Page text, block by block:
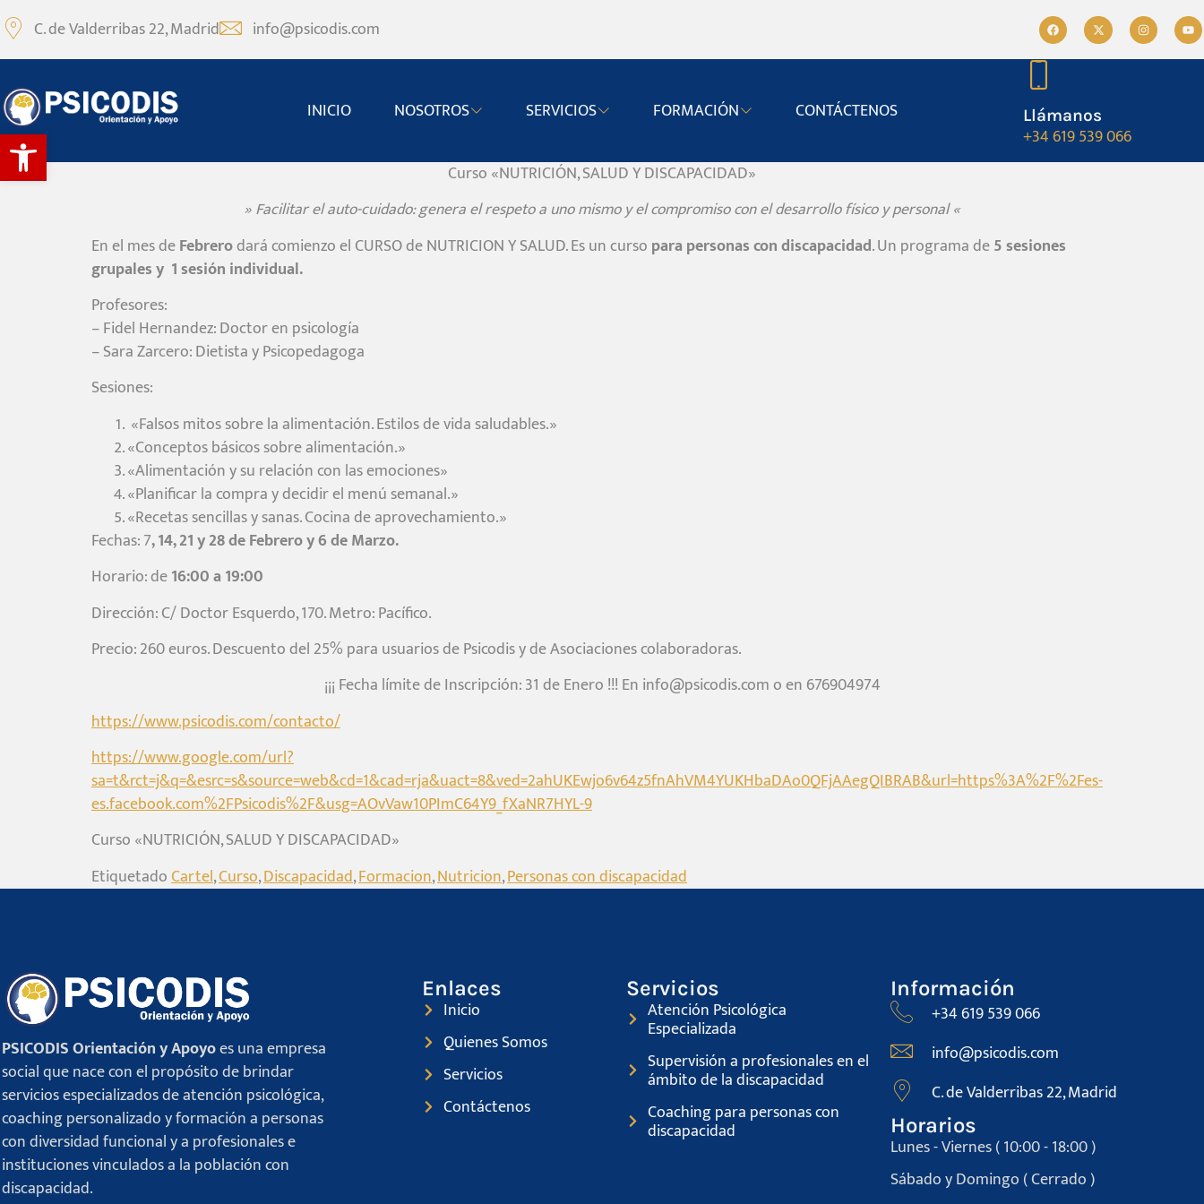
Abrir barra de herramientas
C. de Valderribas 22, Madrid info@psicodis.com
INICIO NOSOTROS SERVICIOS FORMACIÓN CONTÁCTENOS Llámanos
+34 619 539 066
Curso «NUTRICIÓN, SALUD Y DISCAPACIDAD»
» Facilitar el auto-cuidado: genera el respeto a uno mismo y el compromiso con el desarrollo físico y personal «
En el mes deFebrerodará comienzo el CURSO de NUTRICION Y SALUD. Es un curso para personas con discapacidad. Un programa de5 sesiones
grupales y 1 sesión individual.
Profesores:
– Fidel Hernandez: Doctor en psicología
– Sara Zarcero: Dietista y Psicopedagoga
Sesiones:
«Falsos mitos sobre la alimentación. Estilos de vida saludables.»
«Conceptos básicos sobre alimentación.»
«Alimentación y su relación con las emociones»
«Planificar la compra y decidir el menú semanal.»
«Recetas sencillas y sanas. Cocina de aprovechamiento.»
Fechas: 7, 14, 21 y 28 de Febrero y 6 de Marzo.
Horario: de16:00 a 19:00
Dirección: C/ Doctor Esquerdo, 170. Metro: Pacífico.
Precio: 260 euros. Descuento del 25% para usuarios de Psicodis y de Asociaciones colaboradoras.
¡¡¡ Fecha límite de Inscripción: 31 de Enero !!! En info@psicodis.com o en 676904974
https://www.psicodis.com/contacto/
https://www.google.com/url?
sa=t&rct=j&q=&esrc=s&source=web&cd=1&cad=rja&uact=8&ved=2ahUKEwjo6v64z5fnAhVM4YUKHbaDAo0QFjAAegQIBRAB&url=https%3A%2F%2Fes-
es.facebook.com%2FPsicodis%2F&usg=AOvVaw10PImC64Y9_fXaNR7HYL-9
Curso «NUTRICIÓN, SALUD Y DISCAPACIDAD»
EtiquetadoCartel,Curso,Discapacidad,Formacion,Nutricion,Personas con discapacidad
PSICODIS Orientación y Apoyoes una empresa
social que nace con el propósito de brindar
servicios especializados de atención psicológica,
coaching personalizado y formación a personas
con diversidad funcional y a profesionales e
instituciones vinculados a la población con
discapacidad.
Enlaces
Inicio
Quienes Somos
Servicios
Contáctenos
Servicios
Atención Psicológica
Especializada
Supervisión a profesionales en el
ámbito de la discapacidad
Coaching para personas con
discapacidad
Información
+34 619 539 066
info@psicodis.com
C. de Valderribas 22, Madrid
Horarios
Lunes - Viernes ( 10:00 - 18:00 )
Sábado y Domingo ( Cerrado )